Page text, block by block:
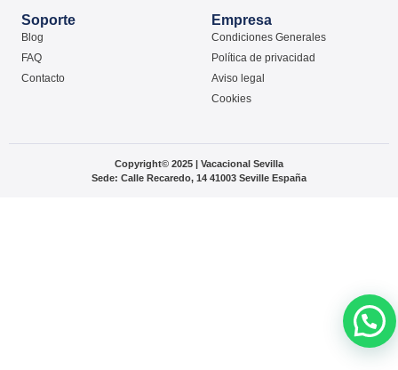
Soporte
Blog
FAQ
Contacto
Empresa
Condiciones Generales
Política de privacidad
Aviso legal
Cookies
Copyright© 2025 | Vacacional Sevilla
Sede: Calle Recaredo, 14 41003 Seville España